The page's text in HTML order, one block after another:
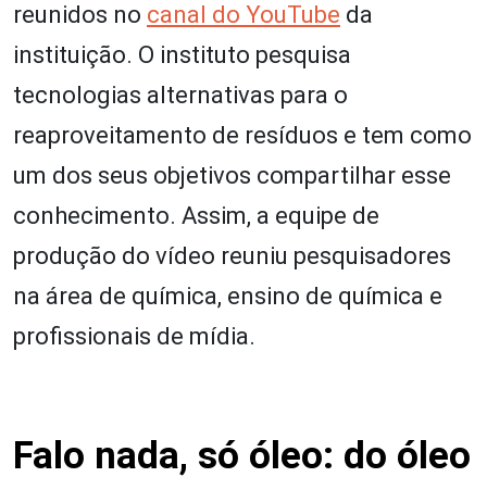
reunidos no canal do YouTube da
instituição. O instituto pesquisa
tecnologias alternativas para o
reaproveitamento de resíduos e tem como
um dos seus objetivos compartilhar esse
conhecimento. Assim, a equipe de
produção do vídeo reuniu pesquisadores
na área de química, ensino de química e
profissionais de mídia.
Falo nada, só óleo: do óleo